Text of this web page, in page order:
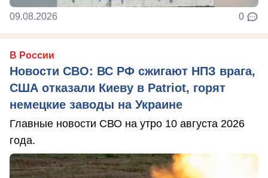
09.08.2026 0
В России
Новости СВО: ВС РФ сжигают НПЗ врага,
США отказали Киеву в Patriot, горят
немецкие заводы на Украине
Главные новости СВО на утро 10 августа 2026
года.